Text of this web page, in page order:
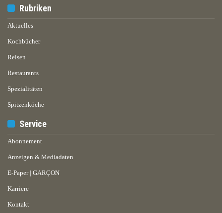
Rubriken
Aktuelles
Kochbücher
Reisen
Restaurants
Spezialitäten
Spitzenköche
Service
Abonnement
Anzeigen & Mediadaten
E-Paper | GARÇON
Karriere
Kontakt